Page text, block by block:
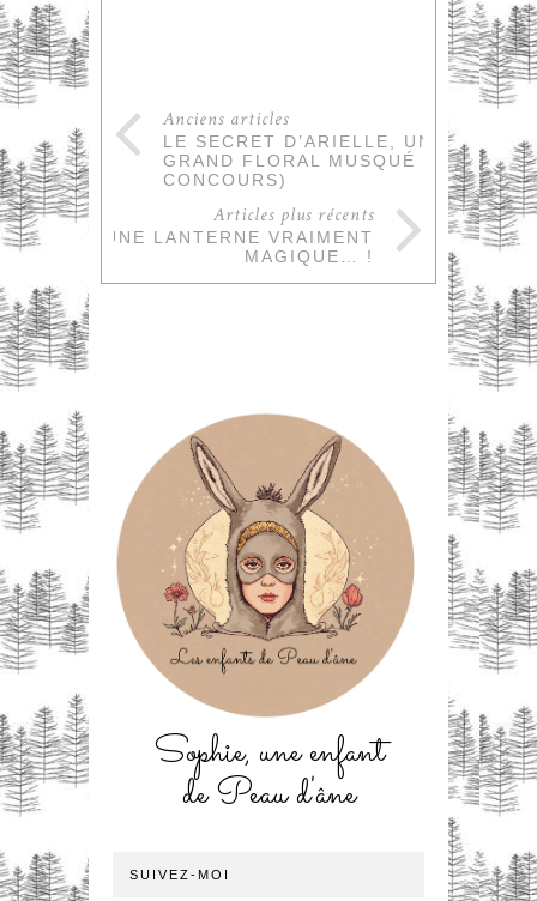
Anciens articles
LE SECRET D’ARIELLE, UN
GRAND FLORAL MUSQUÉ ! (+
CONCOURS)
Articles plus récents
UNE LANTERNE VRAIMENT
MAGIQUE… !
Sophie, une enfant
de Peau d'âne
SUIVEZ-MOI